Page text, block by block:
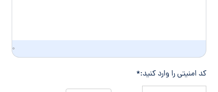
۰
کد امنیتی را وارد کنید:*